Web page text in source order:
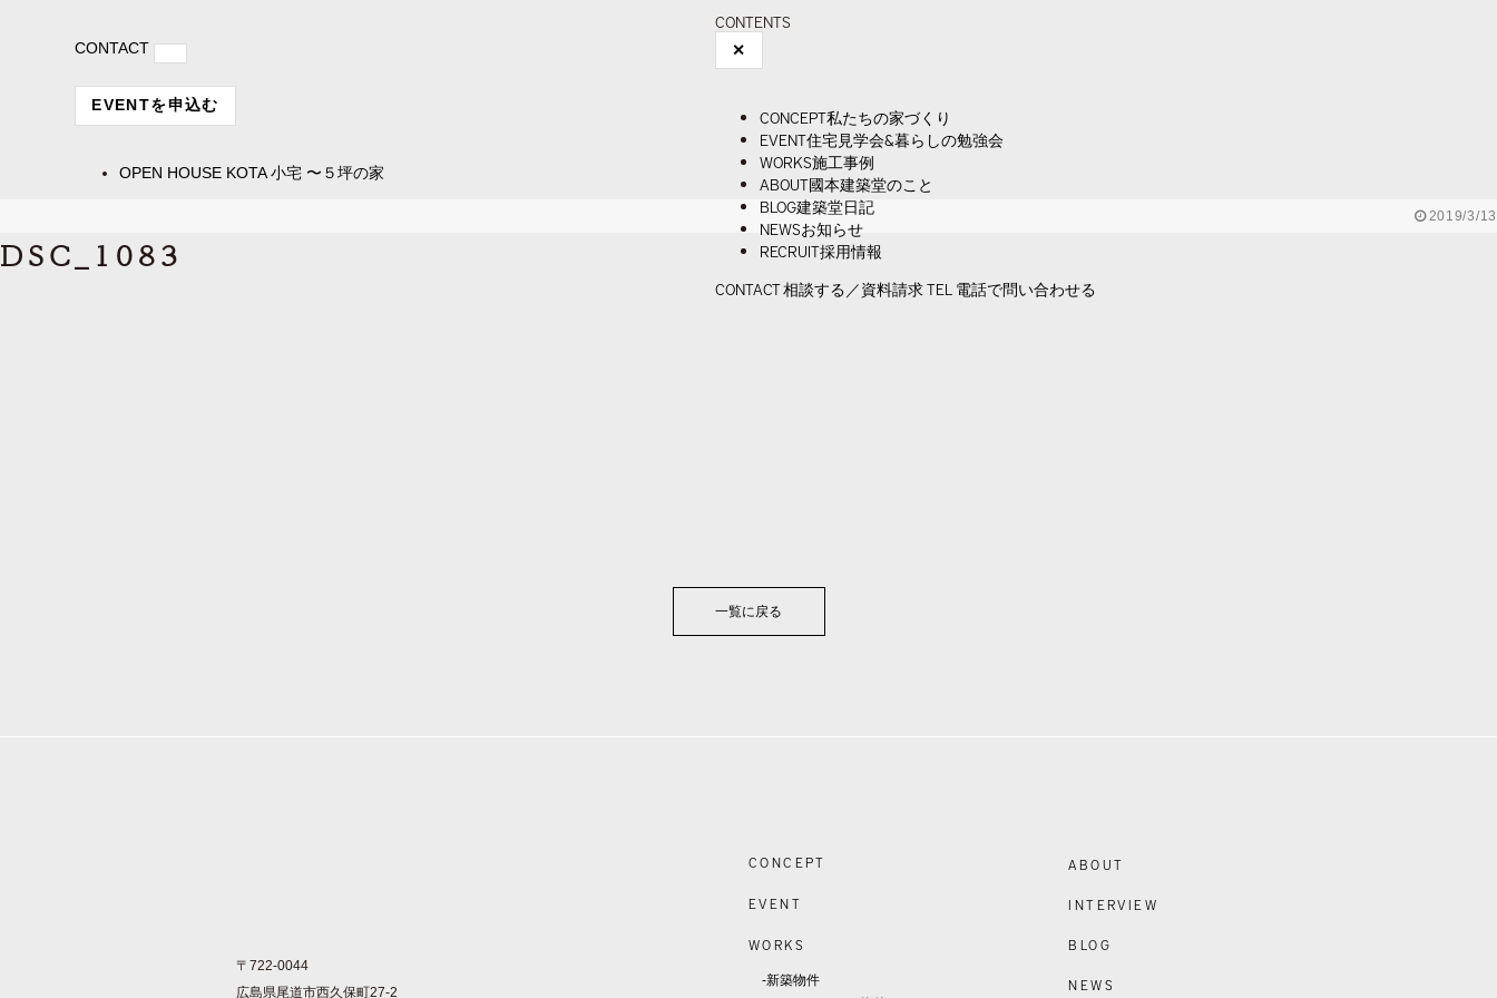
CONTENTS
✕
CONCEPT私たちの家づくり
EVENT住宅見学会&暮らしの勉強会
WORKS施工事例
ABOUT國本建築堂のこと
BLOG建築堂日記
NEWSお知らせ
RECRUIT採用情報
CONTACT相談する／資料請求TEL 電話で問い合わせる
CONTACT
EVENTを申込む
OPEN HOUSE KOTA 小宅 〜５坪の家
2019/3/13
DSC_1083
一覧に戻る
〒722-0044
広島県尾道市西久保町27-2
CONCEPT
EVENT
WORKS
-新築物件
ABOUT
INTERVIEW
BLOG
NEWS